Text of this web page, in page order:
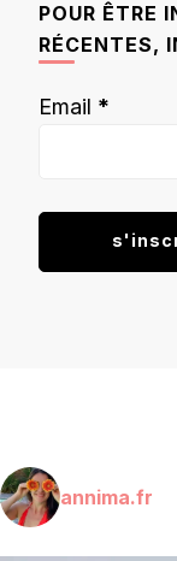
POUR ÊTRE
RÉCENTES,
Email *
annima.fr